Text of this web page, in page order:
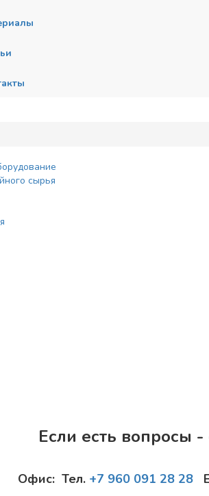
оборудование
сырья
Если есть вопросы
Офис: Тел. +7 960 091 28 28